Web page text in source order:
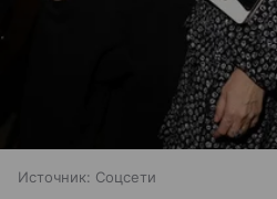
Источник: Соцсети